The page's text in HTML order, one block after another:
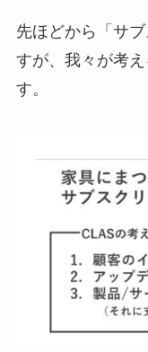
先ほどから「サ
すが、我々が考
す。